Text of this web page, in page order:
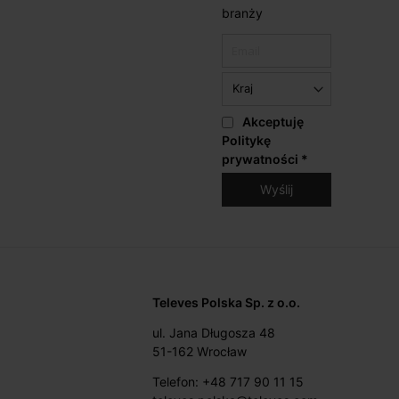
branży
Akceptuję
Politykę
prywatności *
Televes Polska Sp. z o.o.
ul. Jana Długosza 48
51-162 Wrocław
Telefon: +48 717 90 11 15